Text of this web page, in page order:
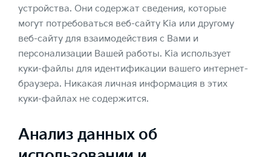
устройства. Они содержат сведения, которые
могут потребоваться веб-сайту Kia или другому
веб-сайту для взаимодействия с Вами и
персонализации Вашей работы. Kia использует
куки-файлы для идентификации вашего интернет-
браузера. Никакая личная информация в этих
куки-файлах не содержится.
Анализ данных об